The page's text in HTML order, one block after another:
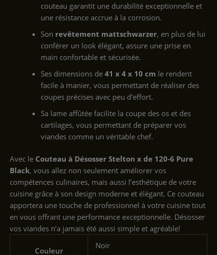
couteau garantit une durabilité exceptionnelle et
une résistance accrue à la corrosion.
Son revêtement mattschwarzer, en plus de lui
conférer un look élégant, assure une prise en
main confortable et sécurisée.
Ses dimensions de 41 x 4 x 10 cm le rendent
facile à manier, vous permettant de réaliser des
coupes précises avec peu d’effort.
Sa lame affûtée facilite la coupe des os et des
cartilages, vous permettant de préparer vos
viandes comme un véritable chef.
Avec le Couteau à Désosser Stelton x de 120-6 Pure
Black, vous allez non seulement améliorer vos
compétences culinaires, mais aussi l’esthétique de votre
cuisine grâce à son design moderne et élégant. Ce couteau
apportera une touche de professionnel à votre cuisine tout
en vous offrant une performance exceptionnelle. Désosser
vos viandes n’a jamais été aussi simple et agréable!
Couleur
‎Noir